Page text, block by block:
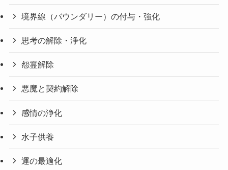
境界線（バウンダリー）の付与・強化
思考の解除・浄化
怨霊解除
悪魔と契約解除
感情の浄化
水子供養
運の最適化